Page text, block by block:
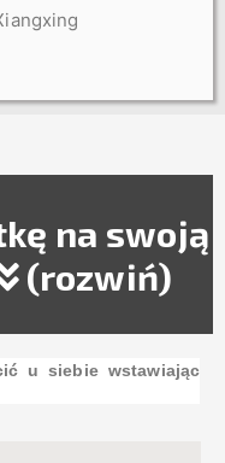
na swoją
(rozwiń)
u siebie wstawiając